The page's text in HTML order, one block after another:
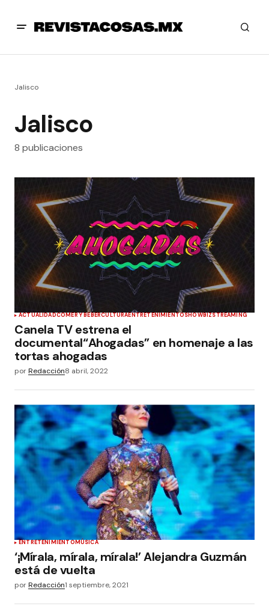
Jalisco
Jalisco
8 publicaciones
ACTUALIDADCOMER Y BEBERCULTURAENTRETENIMIENTOSHOWBIZSTREAMING
Canela TV estrena el
documental“Ahogadas” en homenaje a las
tortas ahogadas
porRedacción8 abril, 2022
ENTRETENIMIENTO MÚSICA
‘¡Mírala, mírala, mírala!’ Alejandra Guzmán
está de vuelta
porRedacción1 septiembre, 2021